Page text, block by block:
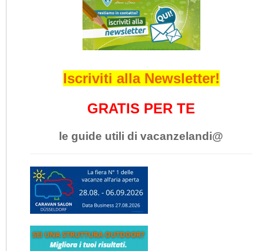
Iscriviti alla Newsletter!
GRATIS PER TE
le guide utili di vacanzelandi@